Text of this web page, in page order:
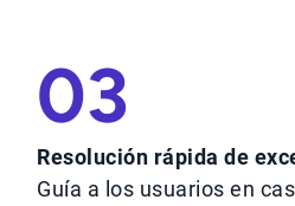
03
Resolución rápida de
Guía a los usuarios en